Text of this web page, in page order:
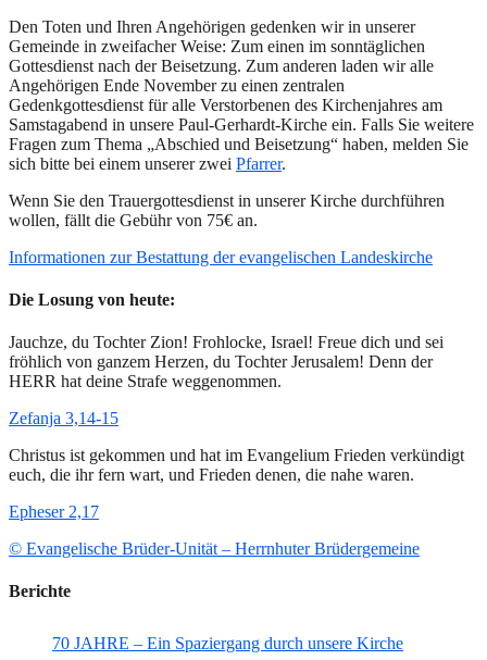
Den Toten und Ihren Angehörigen gedenken wir in unserer
Gemeinde in zweifacher Weise: Zum einen im sonntäglichen
Gottesdienst nach der Beisetzung. Zum anderen laden wir alle
Angehörigen Ende November zu einen zentralen
Gedenkgottesdienst für alle Verstorbenen des Kirchenjahres am
Samstagabend in unsere Paul-Gerhardt-Kirche ein. Falls Sie weitere
Fragen zum Thema „Abschied und Beisetzung“ haben, melden Sie
sich bitte bei einem unserer zwei Pfarrer.
Wenn Sie den Trauergottesdienst in unserer Kirche durchführen
wollen, fällt die Gebühr von 75€ an.
Informationen zur Bestattung der evangelischen Landeskirche
Die Losung von heute:
Jauchze, du Tochter Zion! Frohlocke, Israel! Freue dich und sei
fröhlich von ganzem Herzen, du Tochter Jerusalem! Denn der
HERR hat deine Strafe weggenommen.
Zefanja 3,14-15
Christus ist gekommen und hat im Evangelium Frieden verkündigt
euch, die ihr fern wart, und Frieden denen, die nahe waren.
Epheser 2,17
© Evangelische Brüder-Unität – Herrnhuter Brüdergemeine
Berichte
70 JAHRE – Ein Spaziergang durch unsere Kirche